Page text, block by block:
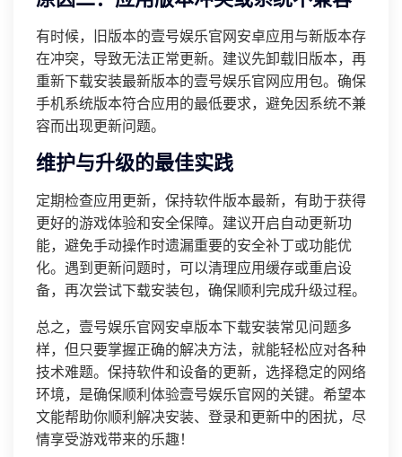
有时候，旧版本的壹号娱乐官网安卓应用与新版本存
在冲突，导致无法正常更新。建议先卸载旧版本，再
重新下载安装最新版本的壹号娱乐官网应用包。确保
手机系统版本符合应用的最低要求，避免因系统不兼
容而出现更新问题。
维护与升级的最佳实践
定期检查应用更新，保持软件版本最新，有助于获得
更好的游戏体验和安全保障。建议开启自动更新功
能，避免手动操作时遗漏重要的安全补丁或功能优
化。遇到更新问题时，可以清理应用缓存或重启设
备，再次尝试下载安装包，确保顺利完成升级过程。
总之，壹号娱乐官网安卓版本下载安装常见问题多
样，但只要掌握正确的解决方法，就能轻松应对各种
技术难题。保持软件和设备的更新，选择稳定的网络
环境，是确保顺利体验壹号娱乐官网的关键。希望本
文能帮助你顺利解决安装、登录和更新中的困扰，尽
情享受游戏带来的乐趣！